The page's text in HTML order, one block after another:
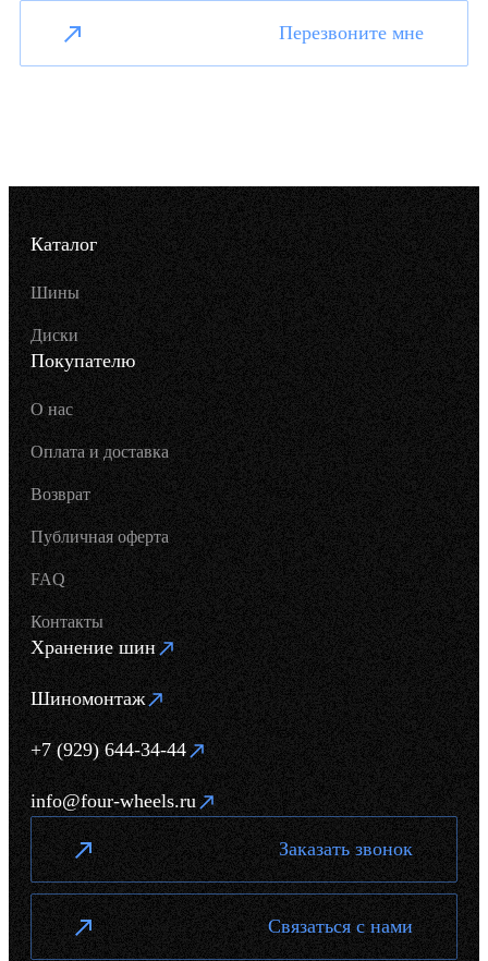
Перезвоните мне
Каталог
Шины
Диски
Покупателю
О нас
Оплата и доставка
Возврат
Публичная оферта
FAQ
Контакты
Хранение шин
Шиномонтаж
+7 (929) 644-34-44
info@four-wheels.ru
Заказать звонок
Связаться с нами